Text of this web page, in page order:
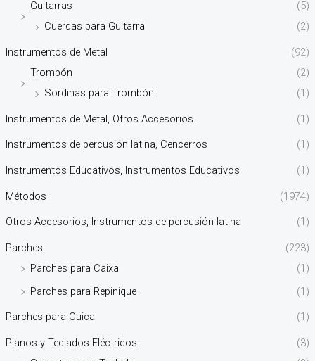
Guitarras
(5)
Cuerdas para Guitarra
(2)
Instrumentos de Metal
(92)
Trombón
(2)
Sordinas para Trombón
(1)
Instrumentos de Metal, Otros Accesorios (1)
Instrumentos de percusión latina, Cencerros (1)
Instrumentos Educativos, Instrumentos Educativos (1)
Métodos (1974)
Otros Accesorios, Instrumentos de percusión latina (1)
Parches
(223)
Parches para Caixa
(1)
Parches para Repinique
(1)
Parches para Cuica (1)
Pianos y Teclados Eléctricos
(3)